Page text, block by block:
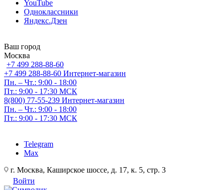
YouTube
Одноклассники
Яндекс.Дзен
Ваш город
Москва
+7 499 288-88-60
+7 499 288-88-60 Интернет-магазин
Пн. – Чт.: 9:00 - 18:00
Пт.: 9:00 - 17:30 МСК
8(800) 77-55-239 Интернет-магазин
Пн. – Чт.: 9:00 - 18:00
Пт.: 9:00 - 17:30 МСК
Telegram
Max
г. Москва, Каширское шоссе, д. 17, к. 5, стр. 3
Войти